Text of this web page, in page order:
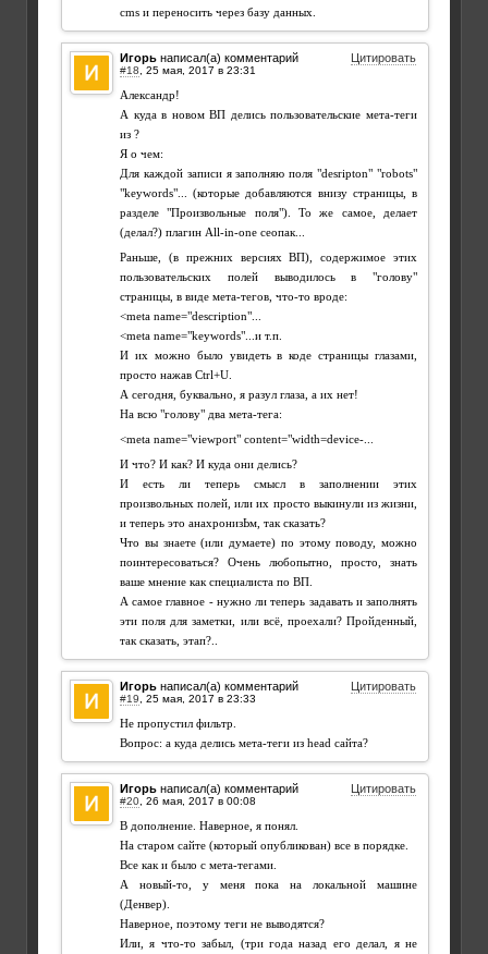
cms и переносить через базу данных.
Игорь написал(а) комментарий Цитировать
#18
Александр!
А куда в новом ВП делись пользовательские мета-теги
из ?
Я о чем:
Для каждой записи я заполняю поля "desripton" "robots"
"keywords"... (которые добавляются внизу страницы, в
разделе "Произвольные поля"). То же самое, делает
(делал?) плагин All-in-one сеопак...
Раньше, (в прежних версиях ВП), содержимое этих
пользовательских полей выводилось в "голову"
страницы, в виде мета-тегов, что-то вроде:
<meta name="description"...
<meta name="keywords"...и т.п.
И их можно было увидеть в коде страницы глазами,
просто нажав Ctrl+U.
А сегодня, буквально, я разул глаза, а их нет!
На всю "голову" два мета-тега:
<meta name="viewport" content="width=device-...
И что? И как? И куда они делись?
И есть ли теперь смысл в заполнении этих
произвольных полей, или их просто выкинули из жизни,
и теперь это анахронизЬм, так сказать?
Что вы знаете (или думаете) по этому поводу, можно
поинтересоваться? Очень любопытно, просто, знать
ваше мнение как специалиста по ВП.
А самое главное - нужно ли теперь задавать и заполнять
эти поля для заметки, или всё, проехали? Пройденный,
так сказать, этап?..
Игорь написал(а) комментарий Цитировать
#19
Не пропустил фильтр.
Вопрос: а куда делись мета-теги из head сайта?
Игорь написал(а) комментарий Цитировать
#20
В дополнение. Наверное, я понял.
На старом сайте (который опубликован) все в порядке.
Все как и было с мета-тегами.
А новый-то, у меня пока на локальной машине
(Денвер).
Наверное, поэтому теги не выводятся?
Или, я что-то забыл, (три года назад его делал, я не